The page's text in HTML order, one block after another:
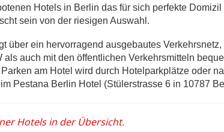
Hotels in Berlin das für sich perfekte
sein von der riesigen Auswahl.
über ein hervorragend ausgebautes
als auch mit den öffentlichen Verkehrsmitteln
am Hotel wird durch Hotelparkplätze oder
Pestana Berlin Hotel (Stülerstrasse 6 in 10787
Hotels in der Übersicht.